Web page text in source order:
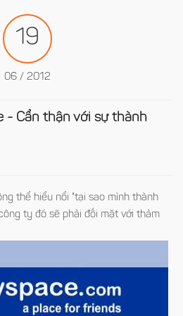
19
06 / 2012
- Cẩn thận với sự thành
thể hiểu nổi "tại sao mình thành
ty đó sẽ phải đối mặt với thảm